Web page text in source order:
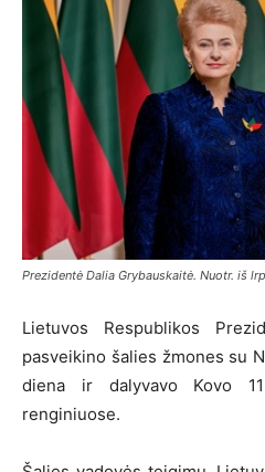
Prezidentė Dalia Grybauskaitė. Nuotr. iš
Lietuvos Respublikos
pasveikino šalies žmones su
diena ir dalyvavo Kovo
renginiuose.